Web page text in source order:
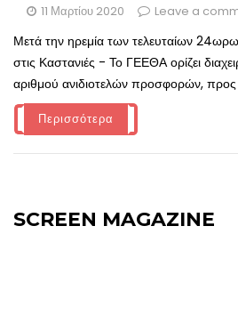
11 Μαρτίου 2020
Leave a
Μετά την ηρεμία των τελευταίων
στις Καστανιές - Το ΓΕΕΘΑ ορίζει
αριθμού ανιδιοτελών προσφορών, προς
Περισσότερα
SCREEN MAGAZINE